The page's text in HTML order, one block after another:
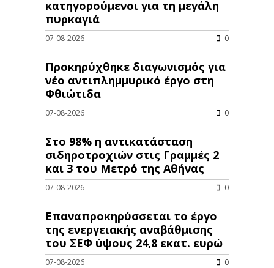
κατηγορούμενοι για τη μεγάλη
πυρκαγιά
07-08-2026 0
Προκηρύχθηκε διαγωνισμός για
νέo αντιπλημμυρικό έργο στη
Φθιώτιδα
07-08-2026 0
Στο 98% η αντικατάσταση
σιδηροτροχιών στις Γραμμές 2
και 3 του Μετρό της Αθήνας
07-08-2026 0
Επαναπροκηρύσσεται το έργο
της ενεργειακής αναβάθμισης
του ΣΕΦ ύψους 24,8 εκατ. ευρώ
07-08-2026 0